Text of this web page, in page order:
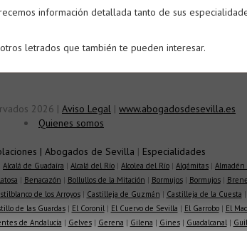
información detallada tanto de sus
letrados que también te pueden interesar.
2026 | Aviso Legal | www.abogadosdesevilla.es
Quienes somos
| Abogados de Sevilla | Especialidades
Alcalá de Guadaíra | Alcalá del Río | Alcolea del Río | Algámitas | Almadén
| Benacazón | Bollullos de la Mitación | Bormujos| Bormujos|
de los Arroyos| Castilleja de Guzmán | Castilleja de la Cuesta |
de las Guardas| El Coronil| El Cuervo de Sevilla | El Garrobo| El
de Andalucía | Gelves| Gerena | Gilena | Gines| Guadalcanal|